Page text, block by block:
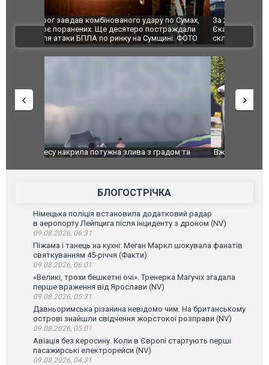
За 2000 кілометрів від кордону з Україною: в
Єкатеринбурзі після атаки дронів загорівся
склад Wildberries. ФОТО. ВІДЕО
"Мої
ВІДЕО
Вже вивели на тести: Ferrari готує оновлення
Вийшов
фільму
БЛОГОСТРІЧКА
Німецька поліція встановила додатковий радар
в аеропорту Лейпцига після інциденту з дроном (NV)
09.08.2026, 06:31
Піжама і танець на кухні: Меган Маркл шокувала фанатів
святкуванням 45-річчя (Факти)
09.08.2026, 06:01
«Великі, трохи бешкетні очі». Тренерка Магучіх згадала
перше враження від Ярослави (NV)
09.08.2026, 05:31
Давньоримська різанина невідомо чим. На британському
острові знайшли свідчення жорстокої розправи (NV)
09.08.2026, 05:01
Авіація без керосину. Коли в Європі стартують перші
пасажирські електрорейси (NV)
09.08.2026, 04:31